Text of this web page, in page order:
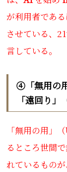
が利用者であ
させている、
言している。
④「無用の
「遠回り」
「無用の用」（
るところ世間
れているもの